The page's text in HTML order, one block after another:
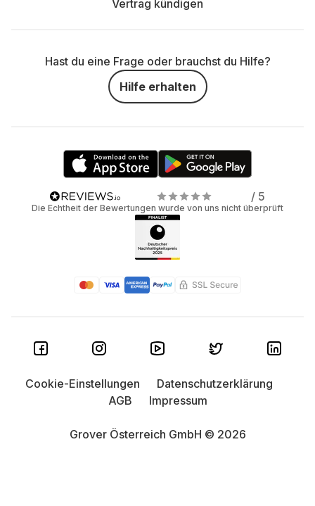
Vertrag kündigen
Hast du eine Frage oder brauchst du Hilfe?
Hilfe erhalten
/ 5
Die Echtheit der Bewertungen wurde von uns nicht überprüft
Grover Österreich GmbH © 2026
Cookie-Einstellungen
Datenschutzerklärung
AGB
Impressum